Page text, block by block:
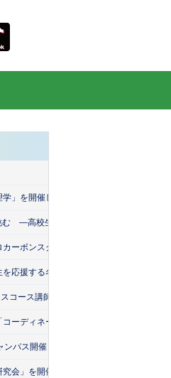
」を開催しました
む ―高校生が挑んだ「堀商店」との生成
ーボンスクール」を開催しました！
応援する名古屋産業大学（MEISAN）
スコース講師による「名古屋産業大学・
ーディネーション運動の実際」
パス開催！
会」を開催！（26年7月）